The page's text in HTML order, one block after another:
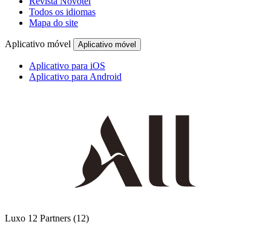
Todos os idiomas
Mapa do site
Aplicativo móvel Aplicativo móvel
Aplicativo para iOS
Aplicativo para Android
Luxo 12 Partners (12)